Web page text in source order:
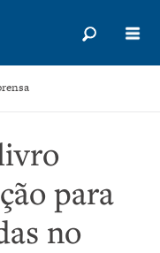
para
no